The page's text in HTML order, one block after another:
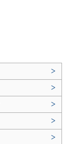
>
>
>
>
>